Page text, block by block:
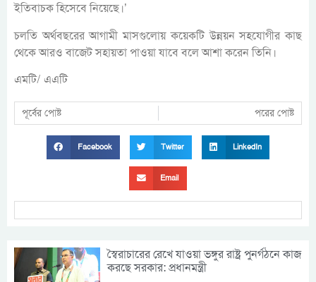
ইতিবাচক হিসেবে নিয়েছে।’
চলতি অর্থবছরের আগামী মাসগুলোয় কয়েকটি উন্নয়ন সহযোগীর কাছ
থেকে আরও বাজেট সহায়তা পাওয়া যাবে বলে আশা করেন তিনি।
এমটি/ এএটি
পূর্বের পোষ্ট পরের পোষ্ট
Facebook Twitter LinkedIn
Email
স্বৈরাচারের রেখে যাওয়া ভঙ্গুর রাষ্ট্র পুনর্গঠনে কাজ
করছে সরকার: প্রধানমন্ত্রী